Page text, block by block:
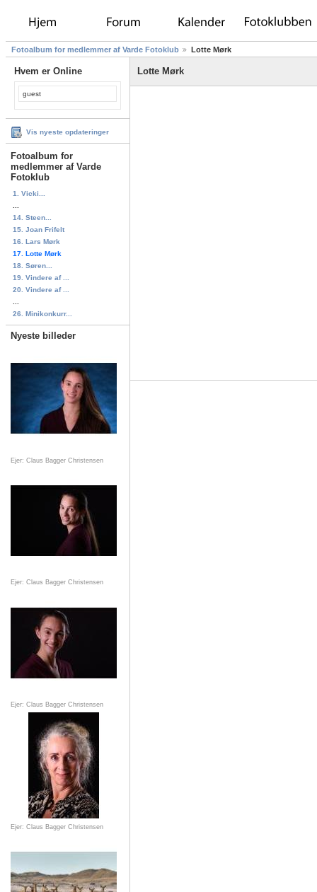
Fotoalbum for medlemmer af Varde Fotoklub Lotte Mørk
Hvem er Online
guest
Vis nyeste opdateringer
Fotoalbum for
medlemmer af Varde
Fotoklub
1. Vicki...
14. Steen...
15. Joan Frifelt
16. Lars Mørk
17. Lotte Mørk
18. Søren...
19. Vindere af ...
20. Vindere af ...
26. Minikonkurr...
Nyeste billeder
Ejer: Claus Bagger Christensen
Ejer: Claus Bagger Christensen
Ejer: Claus Bagger Christensen
Ejer: Claus Bagger Christensen
Lotte Mørk